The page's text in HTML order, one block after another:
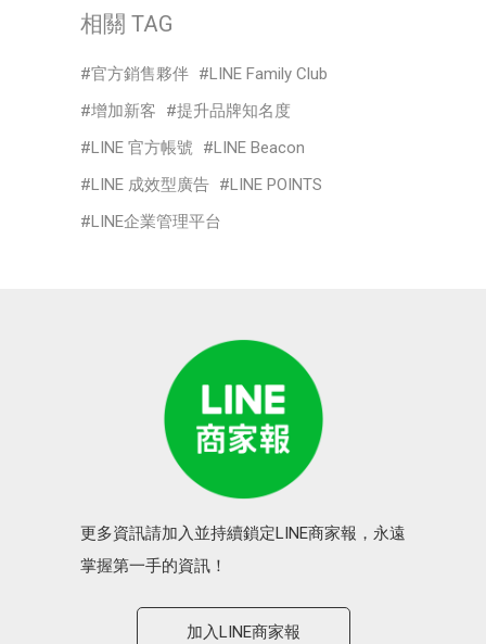
相關 TAG
官方銷售夥伴
LINE Family Club
增加新客
提升品牌知名度
LINE 官方帳號
LINE Beacon
LINE 成效型廣告
LINE POINTS
LINE企業管理平台
更多資訊請加入並持續鎖定LINE商家報，永遠
掌握第一手的資訊！
加入LINE商家報